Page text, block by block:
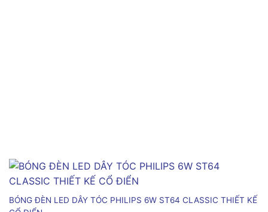
BÓNG ĐÈN LED DÂY TÓC PHILIPS 6W ST64 CLASSIC THIẾT KẾ